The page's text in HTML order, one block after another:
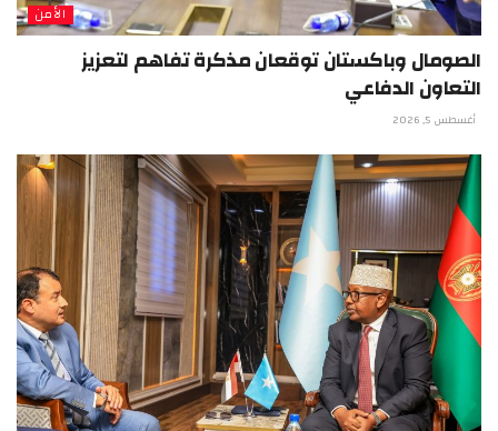
الأمن
الصومال وباكستان توقعان مذكرة تفاهم لتعزيز
التعاون الدفاعي
أغسطس 5, 2026